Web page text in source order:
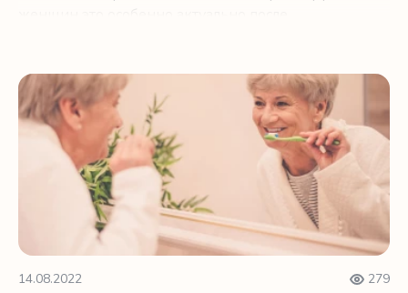
Как лучше спать, изменив то, как вы чистите зубы
14.08.2022 279